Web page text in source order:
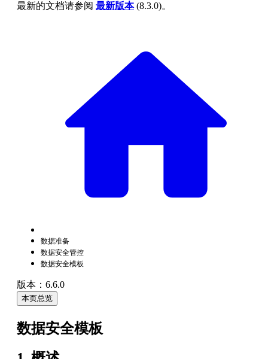
最新的文档请参阅 最新版本(8.3.0)。
数据准备
数据安全管控
数据安全模板
版本：6.6.0
本页总览
数据安全模板